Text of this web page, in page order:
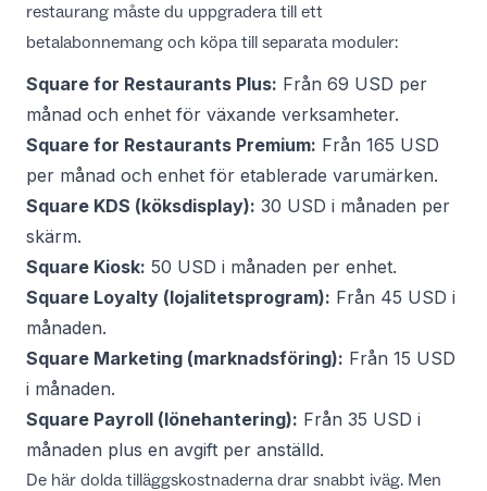
restaurang måste du uppgradera till ett
betalabonnemang och köpa till separata moduler:
Square for Restaurants Plus: Från 69 USD per
månad och enhet för växande verksamheter.
Square for Restaurants Premium: Från 165 USD
per månad och enhet för etablerade varumärken.
Square KDS (köksdisplay): 30 USD i månaden per
skärm.
Square Kiosk: 50 USD i månaden per enhet.
Square Loyalty (lojalitetsprogram): Från 45 USD i
månaden.
Square Marketing (marknadsföring): Från 15 USD
i månaden.
Square Payroll (lönehantering): Från 35 USD i
månaden plus en avgift per anställd.
De här dolda tilläggskostnaderna drar snabbt iväg. Men